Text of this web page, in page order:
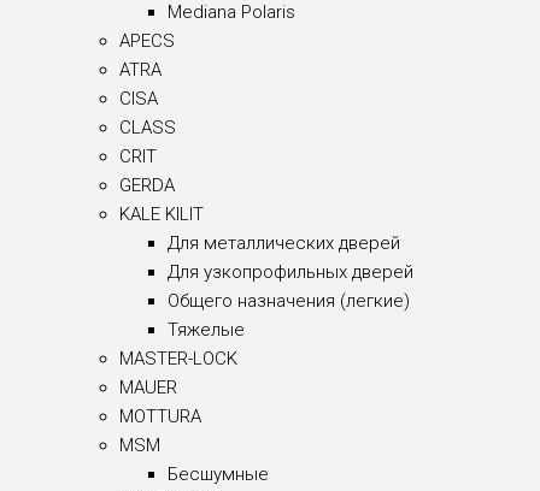
Mediana Polaris
APECS
ATRA
CISA
CLASS
CRIT
GERDA
KALE KILIT
Для металлических дверей
Для узкопрофильных дверей
Общего назначения (легкие)
Тяжелые
MASTER-LOCK
MAUER
MOTTURA
MSM
Бесшумные